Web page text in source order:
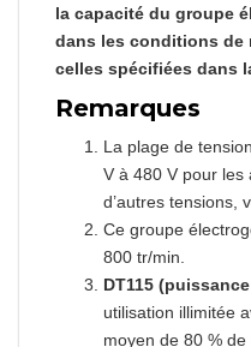
la capacité du groupe
dans les conditions de
celles spécifiées dans
Remarques
La plage de
V à 480 V pour les
d’autres tensions,
Ce groupe
800 tr/min.
DT115
utilisation illimitée
moyen de 80 %